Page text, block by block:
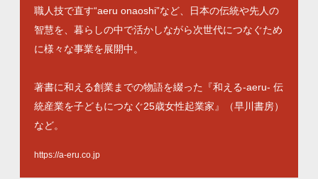
職人技で直す“aeru onaoshi”など、日本の伝統や先人の
智慧を、暮らしの中で活かしながら次世代につなぐため
に様々な事業を展開中。
著書に和える創業までの物語を綴った『和える-aeru- 伝
統産業を子どもにつなぐ25歳女性起業家』（早川書房）
など。
https://a-eru.co.jp